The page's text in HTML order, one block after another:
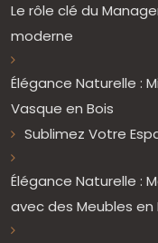
Le rôle clé du
moderne
Élégance Naturelle :
Vasque en Bois
Sublimez Votre
Élégance Naturelle :
avec des Meubles en